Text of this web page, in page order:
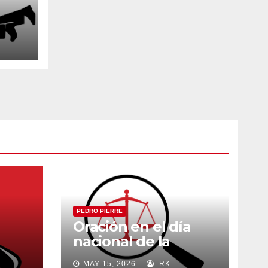
PEDRO PIERRE
Oración en el día
nacional de la
madre
MAY 15, 2026 RK